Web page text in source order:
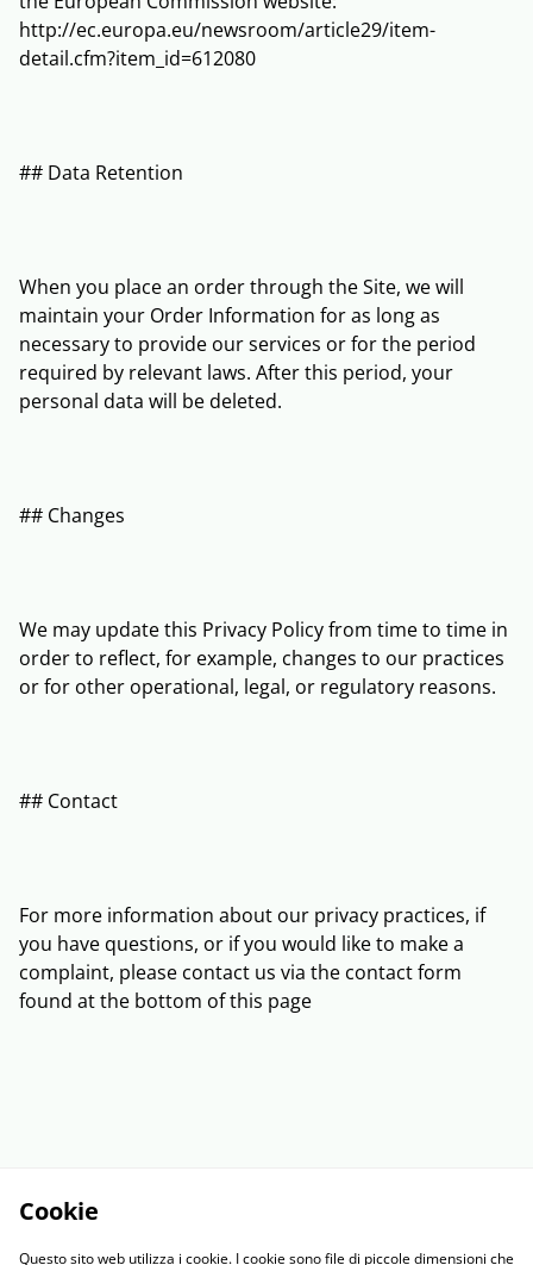
http://ec.europa.eu/newsroom/article29/item-
detail.cfm?item_id=612080
## Data Retention
When you place an order through the Site, we will
maintain your Order Information for as long as
necessary to provide our services or for the period
required by relevant laws. After this period, your
personal data will be deleted.
## Changes
We may update this Privacy Policy from time to time in
order to reflect, for example, changes to our practices
or for other operational, legal, or regulatory reasons.
## Contact
For more information about our privacy practices, if
you have questions, or if you would like to make a
complaint, please contact us via the contact form
found at the bottom of this page
Cookie
Questo sito web utilizza i cookie. I cookie sono file di piccole dimensioni che